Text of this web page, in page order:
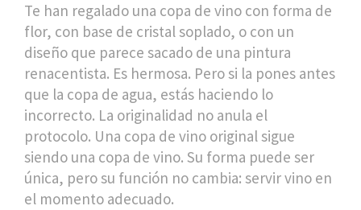
Te han regalado una copa de vino con forma de
flor, con base de cristal soplado, o con un
diseño que parece sacado de una pintura
renacentista. Es hermosa. Pero si la pones antes
que la copa de agua, estás haciendo lo
incorrecto. La originalidad no anula el
protocolo. Una copa de vino original sigue
siendo una copa de vino. Su forma puede ser
única, pero su función no cambia: servir vino en
el momento adecuado.